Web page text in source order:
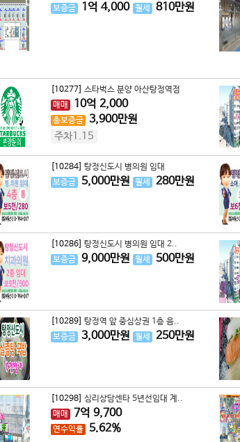
보증금
1억 4,000 월세 810만원
[10277]
스타벅스 분양 아산탕정역점
매매
10억 2,000
총보증금 3,900만원
주차1.15
[10284] 탕정신도시 병의원 임대
보증금
5,000만원 월세 280만원
[10286] 탕정신도시 병의원 임대 2..
보증금 9,000만원 월세 500만원
[10289] 탕정역 앞 중심상권 1층 음..
보증금
3,000만원 월세 250만원
[10298] 심리상담센타 5년선임대 계..
매매
7억 9,700
연수익률 5.62%